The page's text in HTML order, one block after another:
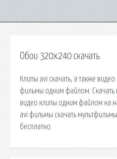
Обои 320х240 скачать
Клипы avi скачать, а также
фильмы одним файлом.
видео клипы одним файлом на
avi фильмы скачать
бесплатно.